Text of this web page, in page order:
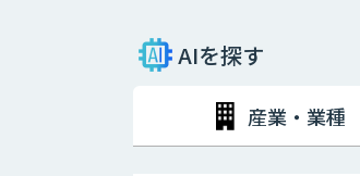
AIを探す
産業・業種